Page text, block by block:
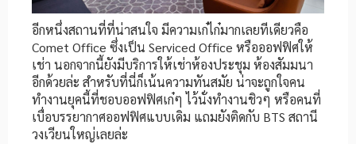
อีกหนึ่งสถานที่ที่น่าสนใจ มีความเก๋ไก๋มากเลยทีเดียวคือ
Comet Office ซึ่งเป็น Serviced Office หรือออฟฟิศให้
เช่า นอกจากนี้ยังมีบริการให้เช่าห้องประชุม ห้องสัมมนา
อีกด้วยล่ะ สำหรับที่นี่ก็เน้นความทันสมัย น่าจะถูกใจคน
ทำงานยุคนี้ที่ชอบออฟฟิศเก๋ๆ ไว้นั่งทำงานชิวๆ หรือคนที่
เบื่อบรรยากาศออฟฟิศแบบเดิม แถมยังติดกับ BTS สถานี
วงเวียนใหญ่เลยล่ะ